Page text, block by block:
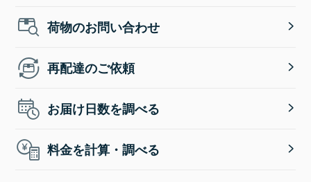
荷物のお問い合わせ
再配達のご依頼
お届け日数を調べる
料金を計算・調べる